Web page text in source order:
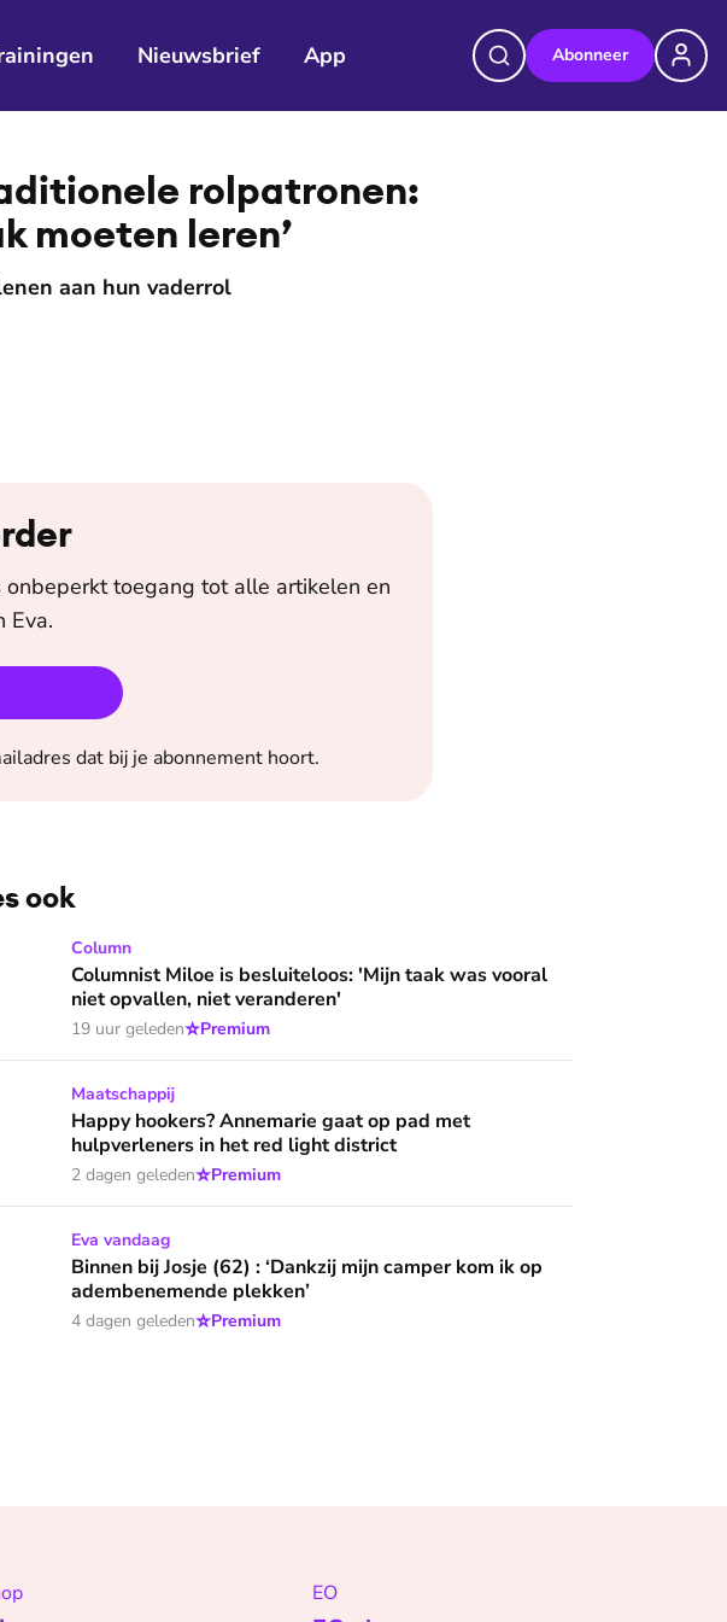
Nieuwsbrief App Abonneer
©Nienke van Denderen
rolpatronen:
moeten leren’
aan hun vaderrol
onbeperkt toegang tot alle artikelen en
Eva.
dat bij je abonnement hoort.
ook
Miloe is besluiteloos: 'Mijn taak was vooral niet opvallen, niet veranderen'
Column
Columnist Miloe is besluiteloos: 'Mijn taak was vooral
niet opvallen, niet veranderen'
19 uur geleden⭐Premium
hookers? Annemarie gaat op pad met hulpverleners in het red light district
Maatschappij
Happy hookers? Annemarie gaat op pad met
hulpverleners in het red light district
2 dagen geleden⭐Premium
bij Josje (62) : ‘Dankzij mijn camper kom ik op adembenemende plekken’
Eva vandaag
Binnen bij Josje (62) : ‘Dankzij mijn camper kom ik op
adembenemende plekken’
4 dagen geleden⭐Premium
EO